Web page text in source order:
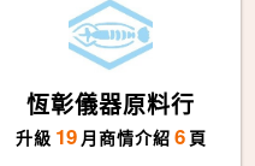
恆彰儀器原料行
升級 19 月商情介紹 6 頁